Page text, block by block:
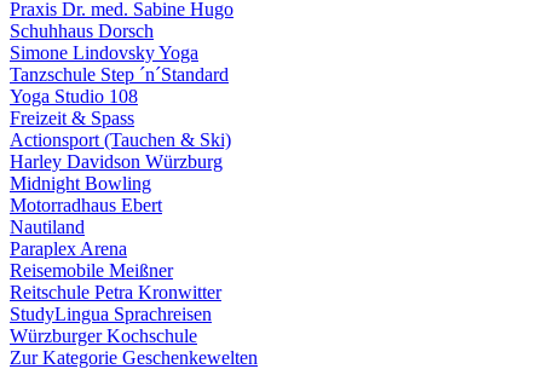
Praxis Dr. med. Sabine Hugo
Schuhhaus Dorsch
Simone Lindovsky Yoga
Tanzschule Step ´n´Standard
Yoga Studio 108
Freizeit & Spass
Actionsport (Tauchen & Ski)
Harley Davidson Würzburg
Midnight Bowling
Motorradhaus Ebert
Nautiland
Paraplex Arena
Reisemobile Meißner
Reitschule Petra Kronwitter
StudyLingua Sprachreisen
Würzburger Kochschule
Zur Kategorie Geschenkewelten